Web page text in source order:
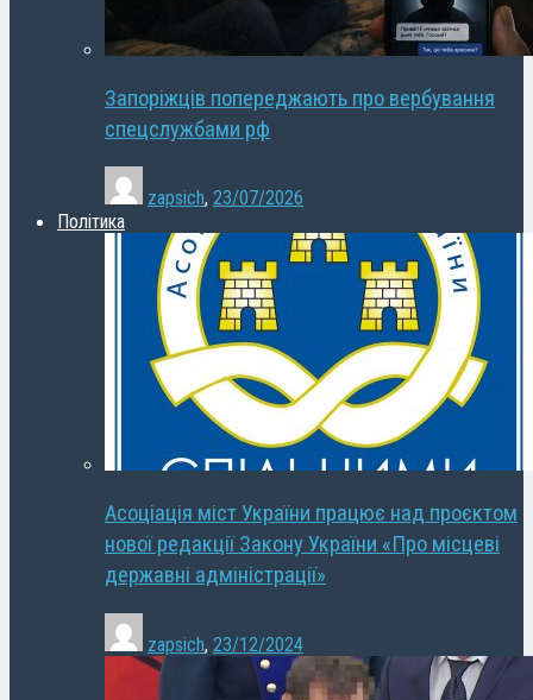
Запоріжців попереджають про вербування
спецслужбами рф
zapsich, 23/07/2026
Політика
Асоціація міст України працює над проєктом
нової редакції Закону України «Про місцеві
державні адміністрації»
zapsich, 23/12/2024